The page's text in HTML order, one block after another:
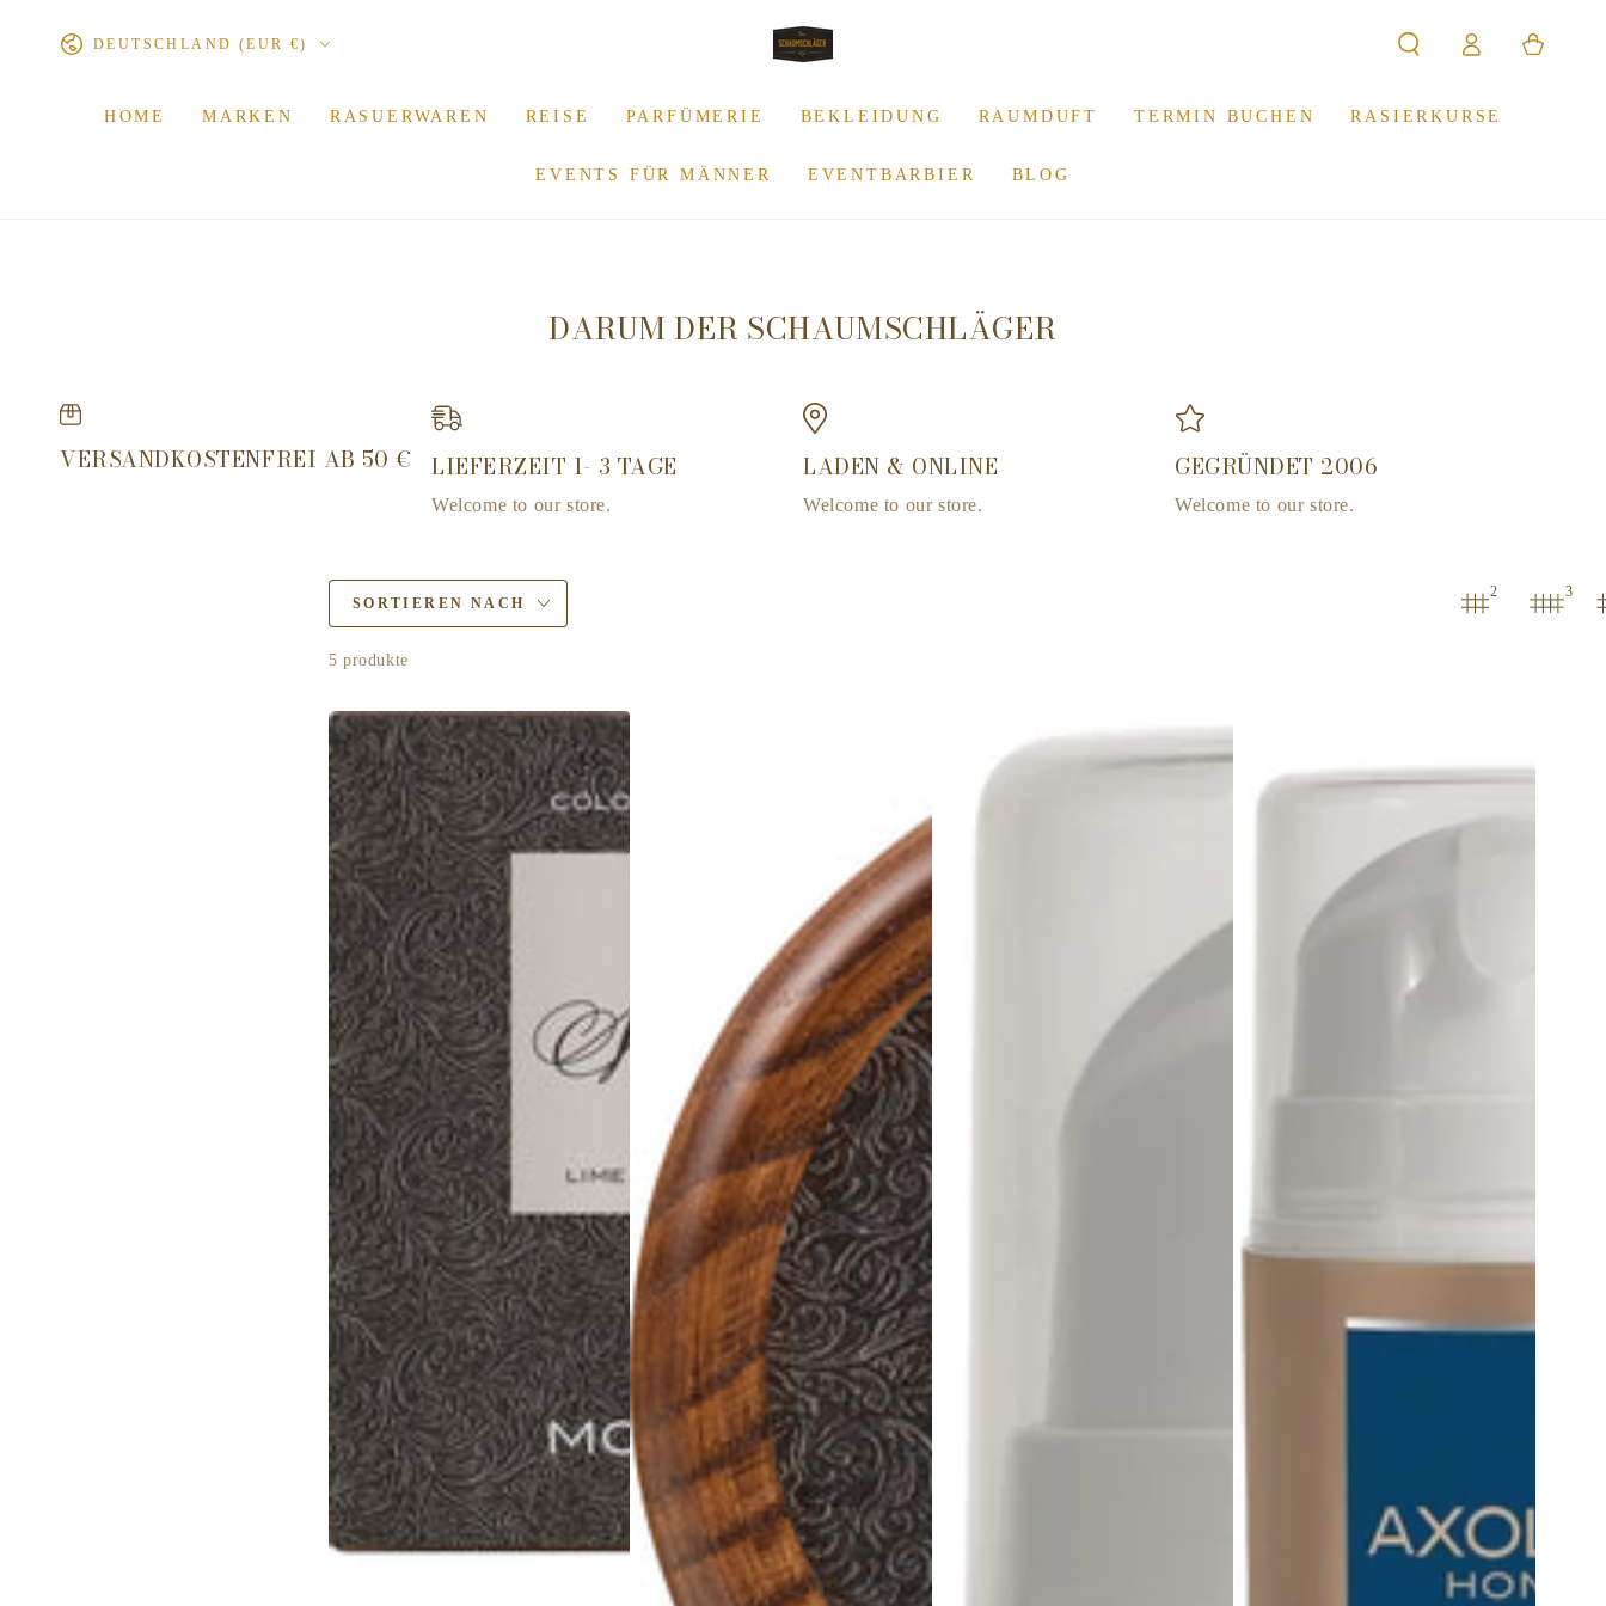
SPRINGEN
Land/Region
DEUTSCHLAND (EUR €)
HOME MARKEN RASUERWAREN REISE PARFÜMERIE BEKLEIDUNG RAUMDUFT TERMIN BUCHEN RASIERKURSE
EVENTS FÜR MÄNNER EVENTBARBIER BLOG
EinloggenWarenkorb
DARUM DER SCHAUMSCHLÄGER
VERSANDKOSTENFREI AB 50 € LIEFERZEIT 1- 3 TAGE
Welcome to our store.
LADEN & ONLINE
Welcome to our store.
GEGRÜNDET 2006
Welcome to our store.
SORTIEREN NACH
2 3
5 produkte
Mondial
1908
Nobilis
-
Rasierseife
AXOLUTE
ANTI
AGEING
CREAM
Mondial
AXOLUTE